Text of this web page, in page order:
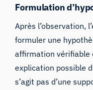
Formulation
Après l’observation,
formuler une
affirmation vérifiable
explication possible
s’agit pas d’une